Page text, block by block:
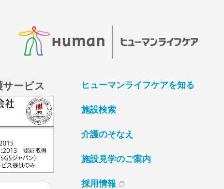
ービス ヒューマンライフケアを知る
施設検索
介護のそなえ
施設見学のご案内
採用情報